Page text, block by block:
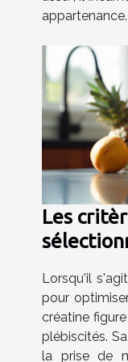
Les
Lorsqu'il
pour
créatine
plébiscités.
la prise de